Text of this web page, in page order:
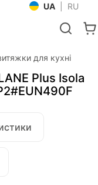
UA RU
для кухні
Plus Isola